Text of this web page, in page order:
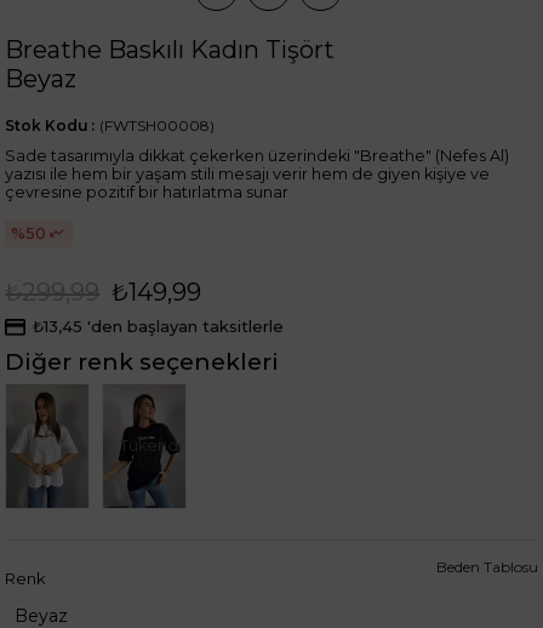
Breathe Baskılı Kadın Tişört
Beyaz
(FWTSH00008)
Stok Kodu
Sade tasarımıyla dikkat çekerken üzerindeki "Breathe" (Nefes Al)
yazısı ile hem bir yaşam stili mesajı verir hem de giyen kişiye ve
çevresine pozitif bir hatırlatma sunar
50
₺299,99 ₺149,99
₺13,45 'den başlayan taksitlerle
Diğer renk seçenekleri
Tükendi
Renk
Beyaz
Beden Tablosu